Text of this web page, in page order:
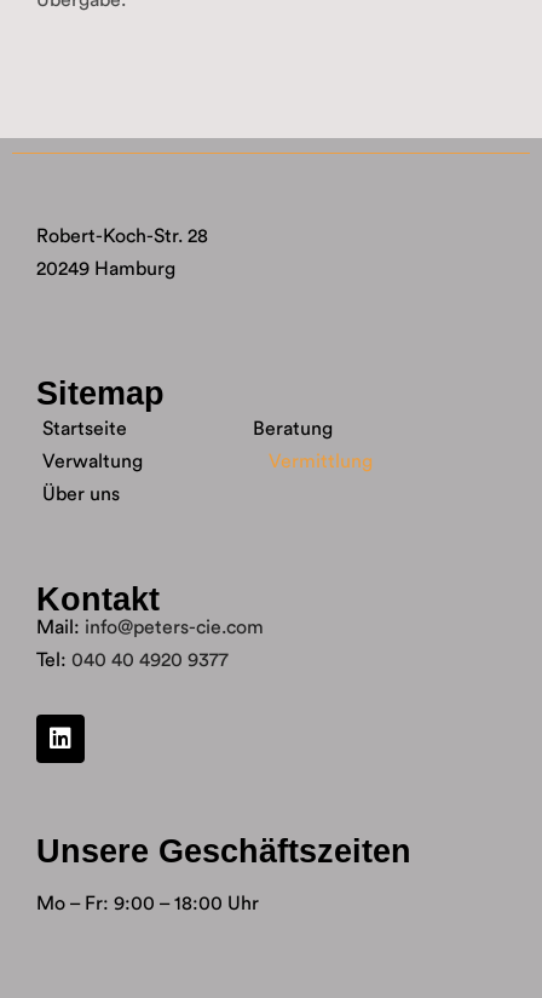
Robert-Koch-Str. 28
20249 Hamburg
Sitemap
Startseite
Beratung
Verwaltung
Vermittlung
Über uns
Kontakt
Mail: info@peters-cie.com
Tel: 040 40 4920 9377
Unsere Geschäftszeiten
Mo – Fr: 9:00 – 18:00 Uhr